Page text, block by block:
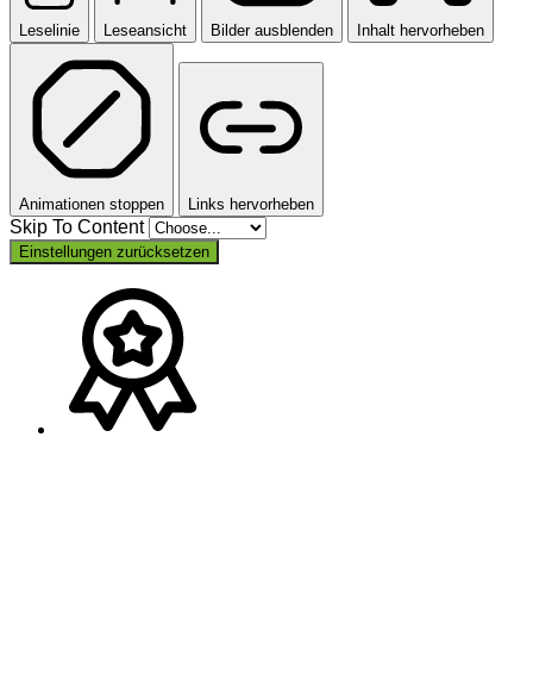
Leselinie Leseansicht Bilder ausblenden Inhalt hervorheben
Animationen stoppen Links hervorheben
Skip To Content
Einstellungen zurücksetzen